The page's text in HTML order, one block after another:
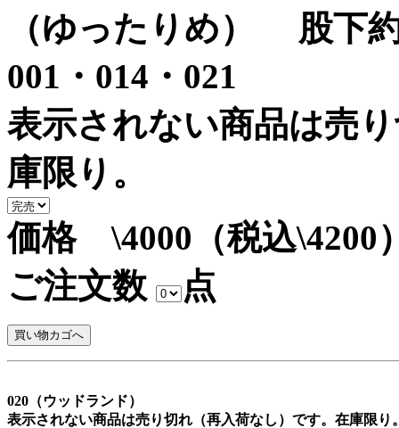
（ゆったりめ） 股下
001・014・021
表示されない商品は売
庫限り。
価格 \4000（税込\4200
ご注文数
点
020（ウッドランド）
表示されない商品は売り切れ（再入荷なし）です。在庫限り